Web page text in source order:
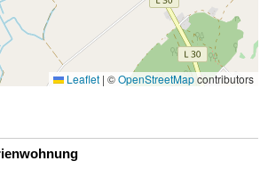
Leaflet | ©OpenStreetMapcontributors